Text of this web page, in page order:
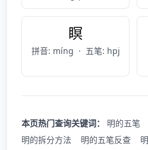
瞑
拼音: míng · 五笔: hpj
本页热门查询关键词： 明的五笔
明的拆分方法
明的五笔反查